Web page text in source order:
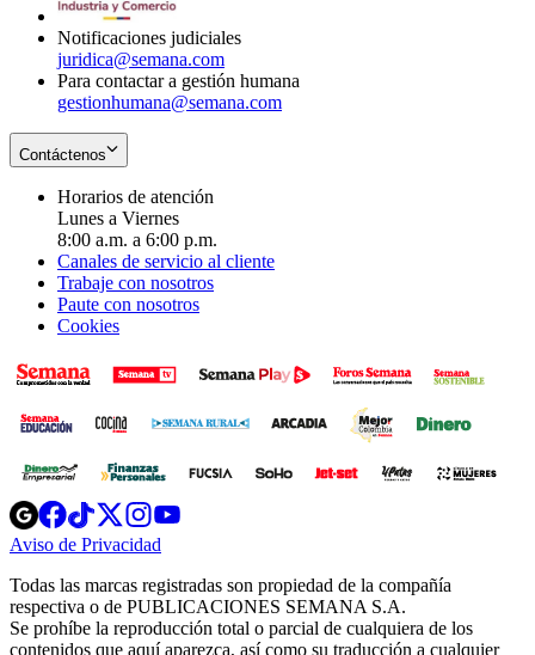
Notificaciones judiciales
juridica@semana.com
Para contactar a gestión humana
gestionhumana@semana.com
Contáctenos
Horarios de atención
Lunes a Viernes
8:00 a.m. a 6:00 p.m.
Canales de servicio al cliente
Trabaje con nosotros
Paute con nosotros
Cookies
Opens
in
new
Opens
in
new
Opens
in
new
window
Opens
new
windowwindow
Aviso de Privacidad
new
window
Todas las marcas registradas son propiedad de la compañía
respectiva o de PUBLICACIONES SEMANA S.A.
Se prohíbe la reproducción total o parcial de cualquiera de los
contenidos que aquí aparezca, así como su traducción a cualquier